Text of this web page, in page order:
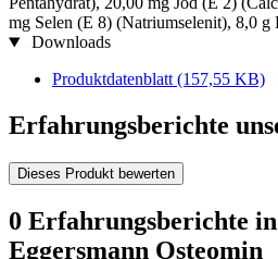
mg Selen (E 8) (Natriumselenit), 8,0
Downloads
Produktdatenblatt (157,55 KB)
Erfahrungsberichte
Dieses Produkt bewerten
0 Erfahrungsberichte
Eggersmann Osteomin